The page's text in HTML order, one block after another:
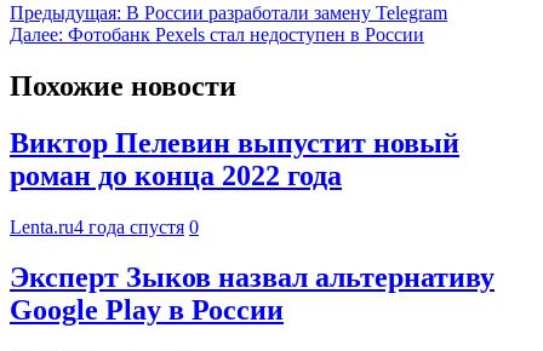
Предыдущая: В России разработали замену Telegram
Далее: Фотобанк Pexels стал недоступен в России
Похожие новости
Виктор Пелевин выпустит новый
роман до конца 2022 года
Lenta.ru4 года спустя 0
Эксперт Зыков назвал альтернативу
Google Play в России